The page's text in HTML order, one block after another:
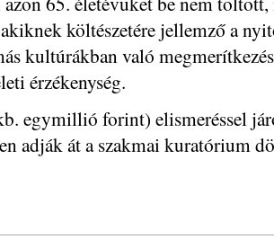
költészetére jellemző a
kultúrákban való
érzékenység.
egymillió forint) elismeréssel
adják át a szakmai kuratórium